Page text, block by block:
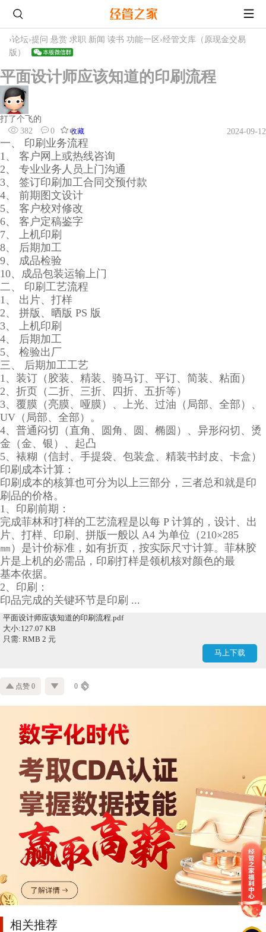
›论坛›提问 悬赏 求职 新闻 读书 功能一区 ›经管文库（原现金交易
版）
平面设计师应该知道的印刷流程
打了个飞的
382
0 收藏 2024-09-12
一、 印刷业务流程
1、 客户网上或热线咨询
2、 专业业务人员上门沟通
3、 签订印刷加工合同交预付款
4、 前期图文设计
5、 客户校对修改
6、 客户定稿鉴字
7、 上机印刷
8、 后期加工
9、 成品检验
10、成品包装运输上门
二、 印刷工艺流程
1、 出片、打样
2、 拼版、晒版 PS 版
3、 上机印刷
4、 后期加工
5、 检验出厂
三、 后期加工工艺
1、装订（胶装、精装、骑马订、平订、简装、粘面）
2、折页（二折、三折、四折、五折等）
3、覆膜（亮膜、哑膜）、上光、过油（局部、全部）、
UV（局部、全部）。
4、普通闷切（直角、圆角、圆、椭圆）、异形闷切、烫
金（金、银）、起凸
5、裱糊（信封、手提袋、包装盒、精装书封皮、卡盒）
印刷成本计算：
印刷成本的核算也可分为以上三部分，三者总和就是印
刷品的价格。
1、印刷前期：
完成菲林和打样的工艺流程是以每 P 计算的，设计、出
片、打样、印刷、拼版一般以 A4 为单位（210×285
㎜）是计价标准，如有折页，按实际尺寸计算。菲林胶
片是上机的必需品，印刷打样是领机核对颜色的最
基本依据。
2、印刷：
印品完成的关键环节是印刷 ...
平面设计师应该知道的印刷流程.pdf
大小:127.07 KB
只需: RMB 2 元
马上下载
点赞 0 0
相关推荐